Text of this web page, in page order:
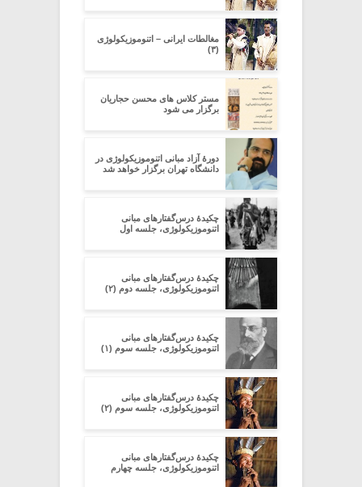
مغالطات ایرانی – اتنوموزیکولوژی
(۳)
مستر کلاس های محسن حجاریان
برگزار می شود
دورۀ آزاد مبانی اتنوموزیکولوژی در
دانشگاه تهران برگزار خواهد شد
چکیدۀ درس‌گفتارهای مبانی
اتنوموزیکولوژی، جلسه اول
چکیدۀ درس‌گفتارهای مبانی
اتنوموزیکولوژی، جلسه دوم (۲)
چکیدۀ درس‌گفتارهای مبانی
اتنوموزیکولوژی، جلسه سوم (۱)
چکیدۀ درس‌گفتارهای مبانی
اتنوموزیکولوژی، جلسه سوم (۲)
چکیدۀ درس‌گفتارهای مبانی
اتنوموزیکولوژی، جلسه چهارم